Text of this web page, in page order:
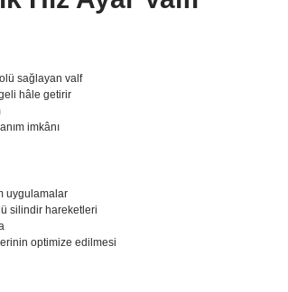
sağlayan valf
hâle getirir
imkânı
uygulamalar
silindir hareketleri
optimize edilmesi